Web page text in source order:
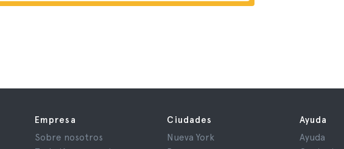
Empresa
Sobre nosotros
Ciudades
Nueva York
Ayuda
Ayuda